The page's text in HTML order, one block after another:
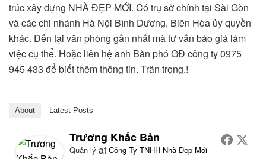
trúc xây dựng NHÀ ĐẸP MỚI. Có trụ sở chính tại Sài Gòn
và các chi nhánh Hà Nội Bình Dương, Biên Hòa ủy quyền
khác. Đến tại văn phòng gần nhất mà tư vấn báo giá làm
việc cụ thể. Hoặc liên hệ anh Bản phó GĐ công ty 0975
945 433 để biết thêm thông tin. Trân trọng.!
About Latest Posts
Trương Khắc Bản
Quản lý at Công Ty TNHH Nhà Đẹp Mới